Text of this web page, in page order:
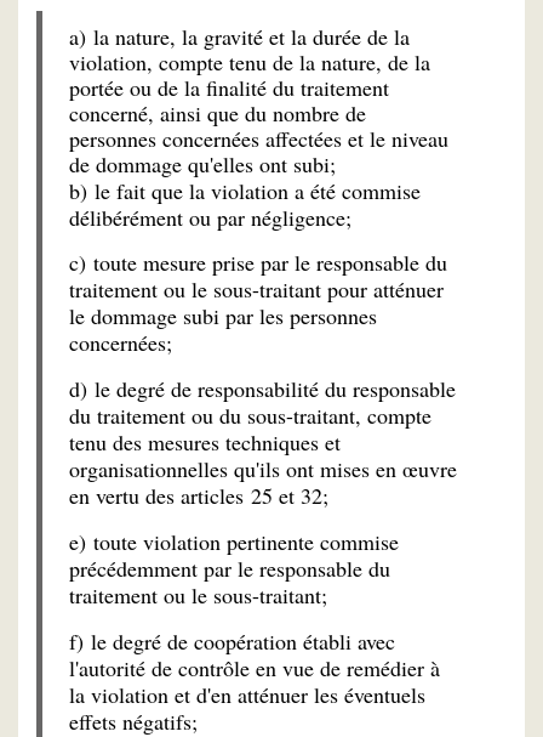
a) la nature, la gravité et la durée de la
violation, compte tenu de la nature, de la
portée ou de la finalité du traitement
concerné, ainsi que du nombre de
personnes concernées affectées et le niveau
de dommage qu'elles ont subi;
b) le fait que la violation a été commise
délibérément ou par négligence;
c) toute mesure prise par le responsable du
traitement ou le sous-traitant pour atténuer
le dommage subi par les personnes
concernées;
d) le degré de responsabilité du responsable
du traitement ou du sous-traitant, compte
tenu des mesures techniques et
organisationnelles qu'ils ont mises en œuvre
en vertu des articles 25 et 32;
e) toute violation pertinente commise
précédemment par le responsable du
traitement ou le sous-traitant;
f) le degré de coopération établi avec
l'autorité de contrôle en vue de remédier à
la violation et d'en atténuer les éventuels
effets négatifs;